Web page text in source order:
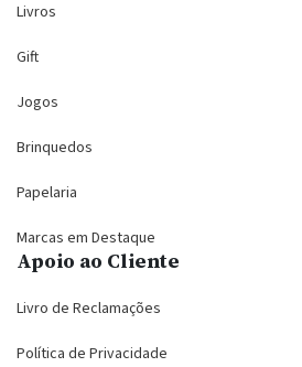
Livros
Gift
Jogos
Brinquedos
Papelaria
Marcas em Destaque
Apoio ao Cliente
Livro de Reclamações
Política de Privacidade